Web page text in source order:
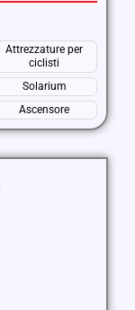
Attrezzature per
ciclisti
Solarium
Ascensore